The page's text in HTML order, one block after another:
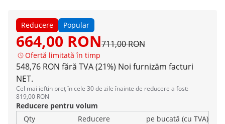
Reducere Popular
664,00 RON711,00 RON
Ofertă limitată în timp
548,76 RON fără TVA (21%) Noi furnizăm facturi
NET.
Cel mai ieftin preț în cele 30 de zile înainte de reducere a fost:
819,00 RON
Reducere pentru volum
Qty
Reducere
pe bucată (cu TVA)